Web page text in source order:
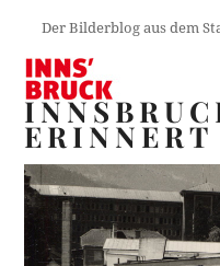
Der Bilderblog aus dem